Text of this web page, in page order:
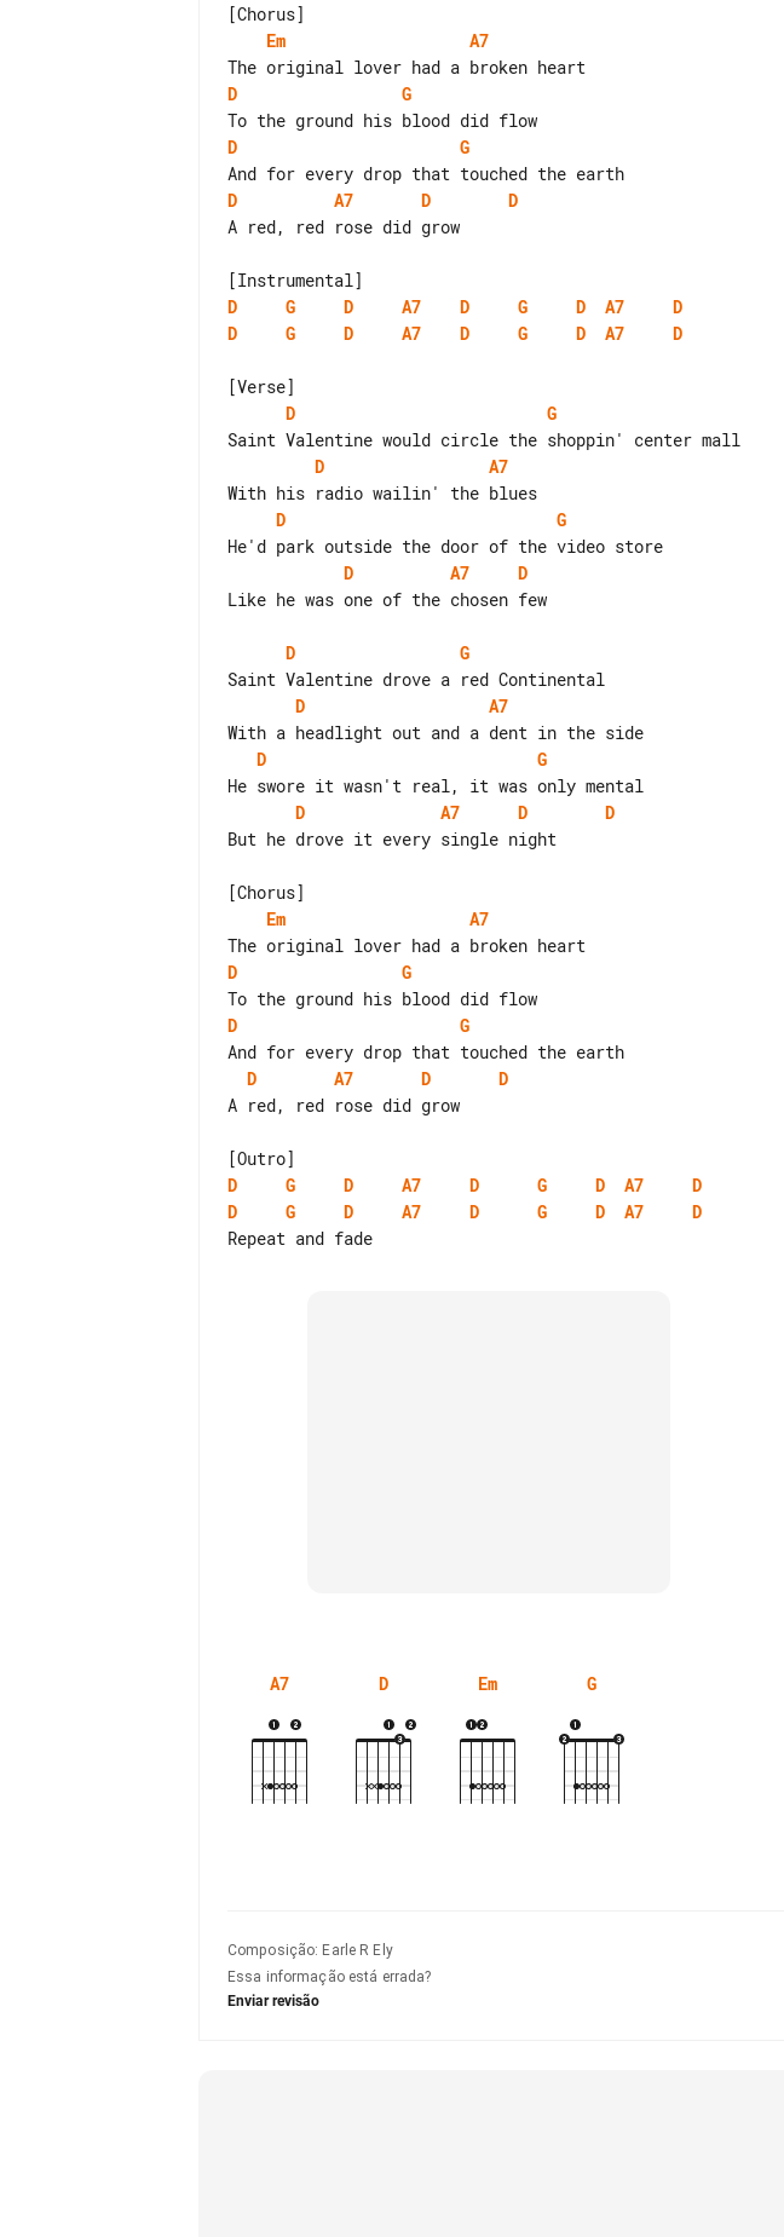
Em
A7
D
G
D
G
D
A7 D
D
A red, red rose did grow
D
G D A7 D G D A7
D
D
G D A7 D G D A7 D
D
G
D
A7
D
G
D
A7
D
Like he was one of the chosen few
D
G
D
A7
D
G
D
A7 D
D
But he drove it every single night
Em
A7
D
G
D
G
D
A7 D
D
A red, red rose did grow
D
G D A7 D G D A7
D
D
G D A7 D G D A7
D
A7 D Em G
Composição: Earle R Ely
Essa informação está errada?
Enviar revisão